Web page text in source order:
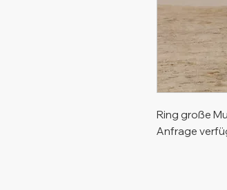
Ring große
Anfrage